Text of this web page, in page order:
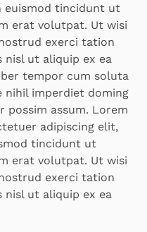
euismod tincidunt ut
erat volutpat. Ut wisi
exerci tation
ut aliquip ex ea
tempor cum soluta
nihil imperdiet doming
possim assum. Lorem
adipiscing elit,
tincidunt ut
erat volutpat. Ut wisi
exerci tation
ut aliquip ex ea